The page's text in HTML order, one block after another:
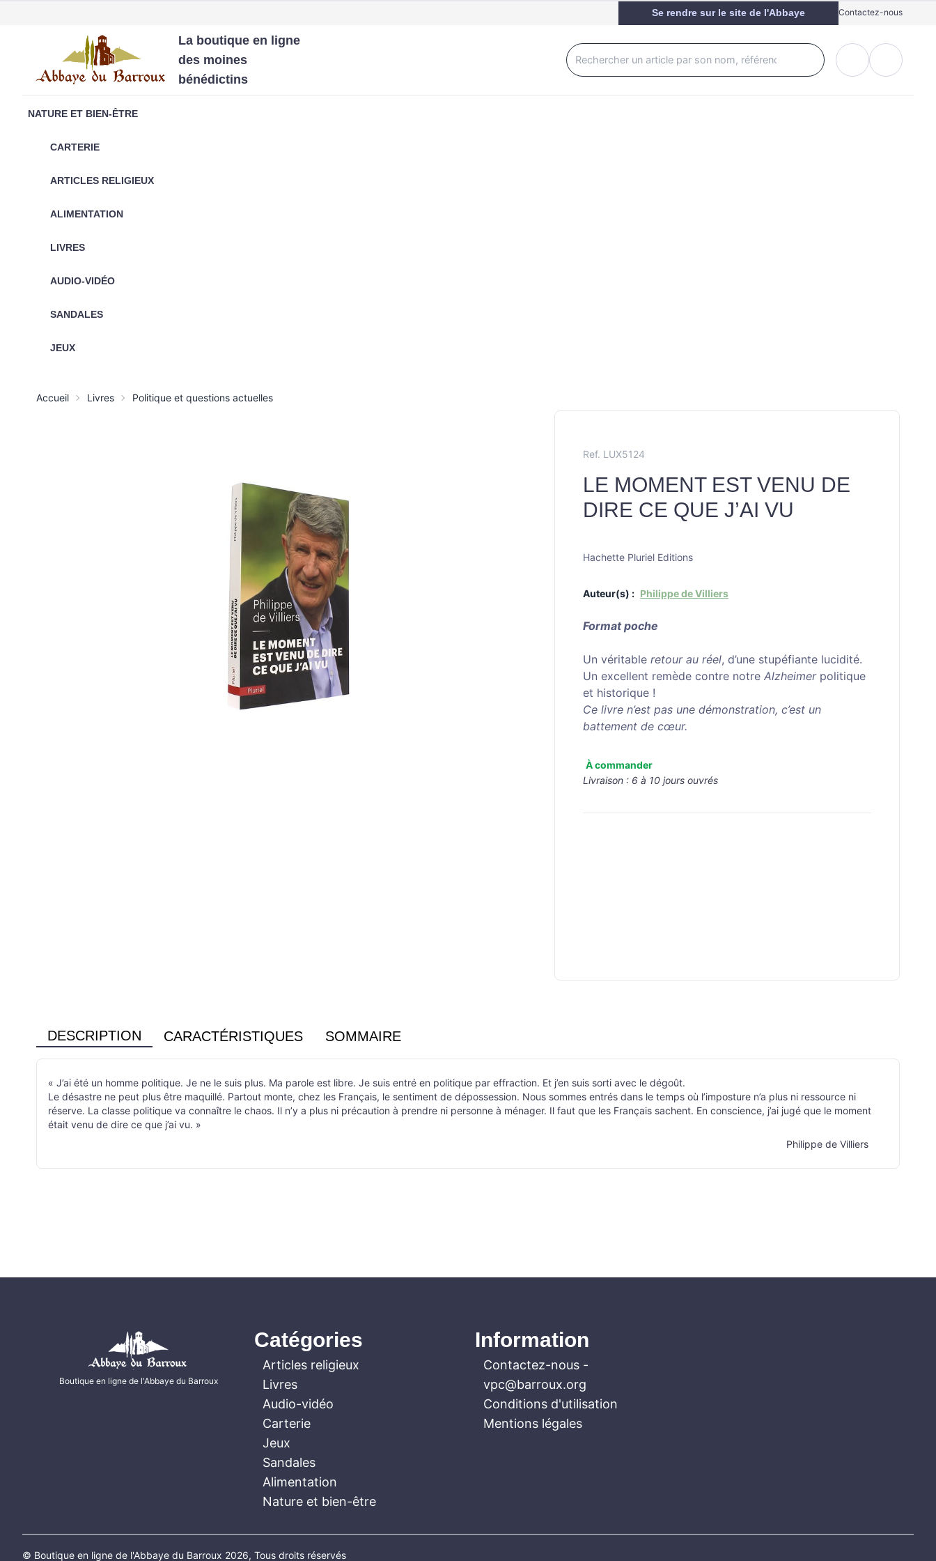
Se rendre sur le site de l'Abbaye Contactez-nous
NATURE ET BIEN-ÊTRE
CARTERIE
ARTICLES RELIGIEUX
ALIMENTATION
LIVRES
AUDIO-VIDÉO
SANDALES
JEUX
La boutique en ligne
des moines
bénédictins
Accueil Livres Politique et questions actuelles
Ref. LUX5124
LE MOMENT EST VENU DE
DIRE CE QUE J’AI VU
Hachette Pluriel Editions
Auteur(s) : Philippe de Villiers
Format poche
Un véritable retour au réel, d’une stupéfiante lucidité.
Un excellent remède contre notre Alzheimerpolitique
et historique !
Ce livre n’est pas une démonstration, c’est un
battement de cœur.
À commander
Livraison : 6 à 10 jours ouvrés
DESCRIPTION CARACTÉRISTIQUES SOMMAIRE
« J’ai été un homme politique. Je ne le suis plus. Ma parole est libre. Je suis entré en politique par effraction. Et j’en suis sorti avec le dégoût.
Le désastre ne peut plus être maquillé. Partout monte, chez les Français, le sentiment de dépossession. Nous sommes entrés dans le temps où l’imposture n’a plus ni ressource ni
réserve. La classe politique va connaître le chaos. Il n’y a plus ni précaution à prendre ni personne à ménager. Il faut que les Français sachent. En conscience, j’ai jugé que le moment
était venu de dire ce que j’ai vu. »
Philippe de Villiers
Boutique en ligne de l'Abbaye du Barroux
Catégories
Articles religieux
Livres
Audio-vidéo
Carterie
Jeux
Sandales
Alimentation
Nature et bien-être
Information
Contactez-nous -
vpc@barroux.org
Conditions d'utilisation
Mentions légales
© Boutique en ligne de l'Abbaye du Barroux 2026, Tous droits réservés